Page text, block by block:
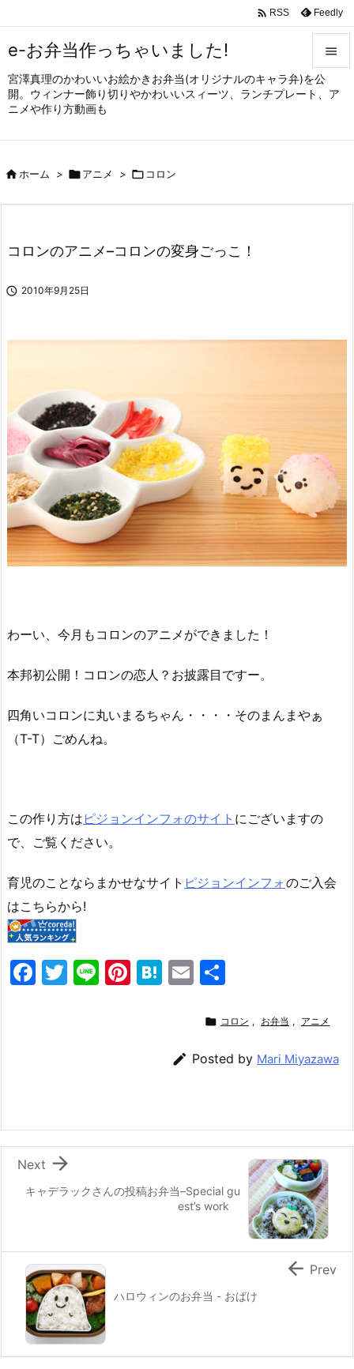
e-お弁当作っちゃいました!
宮澤真理のかわいいお絵かきお弁当(オリジナルのキャラ弁)を公
開。ウィンナー飾り切りやかわいいスィーツ、ランチプレート、ア
ニメや作り方動画も


メニュ
サイド

 RSS Feedly
ホーム > アニメ >  コロン
コロンのアニメ–コロンの変身ごっこ！
 2010年9月25日
わーい、今月もコロンのアニメができました！
本邦初公開！コロンの恋人？お披露目ですー。
四角いコロンに丸いまるちゃん・・・・そのまんまやぁ
（T-T）ごめんね。
この作り方は ピジョンインフォのサイト にございますの
で、ご覧ください。
育児のことならまかせなサイト ピジョンインフォのご入会
はこちらから!
F
o
k
T
Li Pi H
a
E
ai
l
 コロン , お弁当 , アニメ
 Posted by Mari Miyazawa
キャデラックさんの投稿お弁当–Special gu
est’s work

Next
ハロウィンのお弁当 - おばけ
 Prev